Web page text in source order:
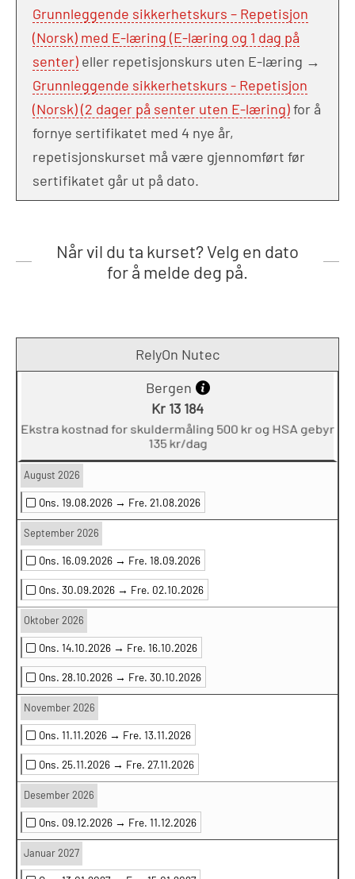
Grunnleggende sikkerhetskurs – Repetisjon
(Norsk) med E-læring (E-læring og 1 dag på
senter) eller repetisjonskurs uten E-læring →
Grunnleggende sikkerhetskurs - Repetisjon
(Norsk) (2 dager på senter uten E-læring)for å
fornye sertifikatet med 4 nye år,
repetisjonskurset må være gjennomført før
sertifikatet går ut på dato.
Når vil du ta kurset? Velg en dato
for å melde deg på.
RelyOn Nutec
Bergen
Kr 13 184
Ekstra kostnad for skuldermåling 500 kr og HSA gebyr
135 kr/dag
August 2026
Ons. 19.08.2026 → Fre. 21.08.2026
September 2026
Ons. 16.09.2026 → Fre. 18.09.2026
Ons. 30.09.2026 → Fre. 02.10.2026
Oktober 2026
Ons. 14.10.2026 → Fre. 16.10.2026
Ons. 28.10.2026 → Fre. 30.10.2026
November 2026
Ons. 11.11.2026 → Fre. 13.11.2026
Ons. 25.11.2026 → Fre. 27.11.2026
Desember 2026
Ons. 09.12.2026 → Fre. 11.12.2026
Januar 2027